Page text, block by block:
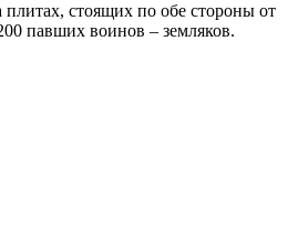
стоящих по обе стороны от
павших воинов – земляков.